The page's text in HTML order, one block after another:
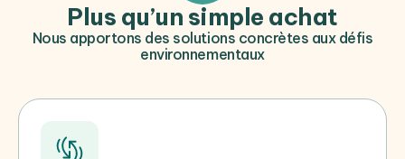
Plus qu’un simple achat
Nous apportons des solutions concrètes aux défis
environnementaux